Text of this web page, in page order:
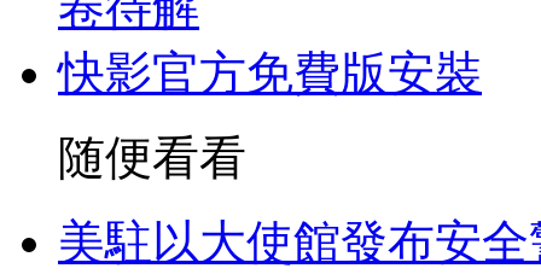
快影官方免費版安裝
随便看看
美駐以大使館發布安